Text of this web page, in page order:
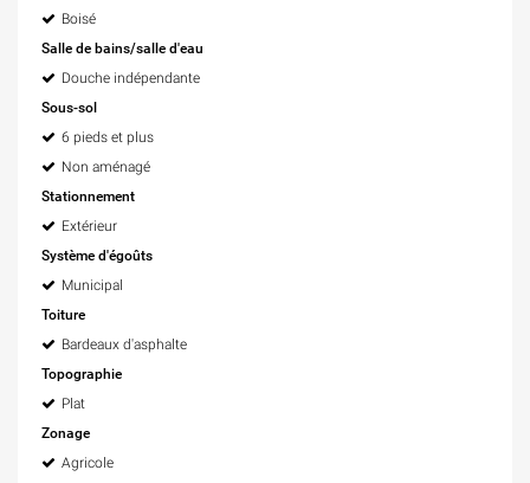
Boisé
Salle de bains/salle d'eau
Douche indépendante
Sous-sol
6 pieds et plus
Non aménagé
Stationnement
Extérieur
Système d'égoûts
Municipal
Toiture
Bardeaux d'asphalte
Topographie
Plat
Zonage
Agricole